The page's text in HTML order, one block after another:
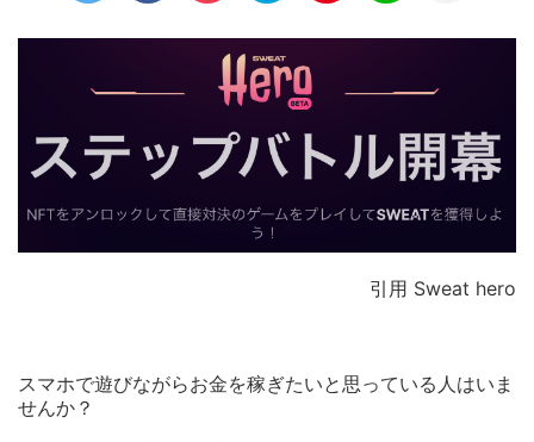
引用 Sweat hero
スマホで遊びながらお金を稼ぎたいと思っている人はいま
せんか？